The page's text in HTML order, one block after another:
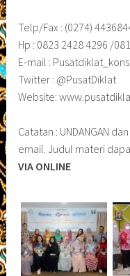
Telp/Fax : (0274)
Hp : 0823 2428 4296 /
E-mail :
Twitter : @PusatDiklat
Website:
Catatan : UNDANGAN
email. Judul materi
VIA ONLINE